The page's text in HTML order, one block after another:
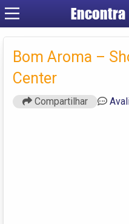
Encontra
Bom Aroma –
Center
Compartilhar